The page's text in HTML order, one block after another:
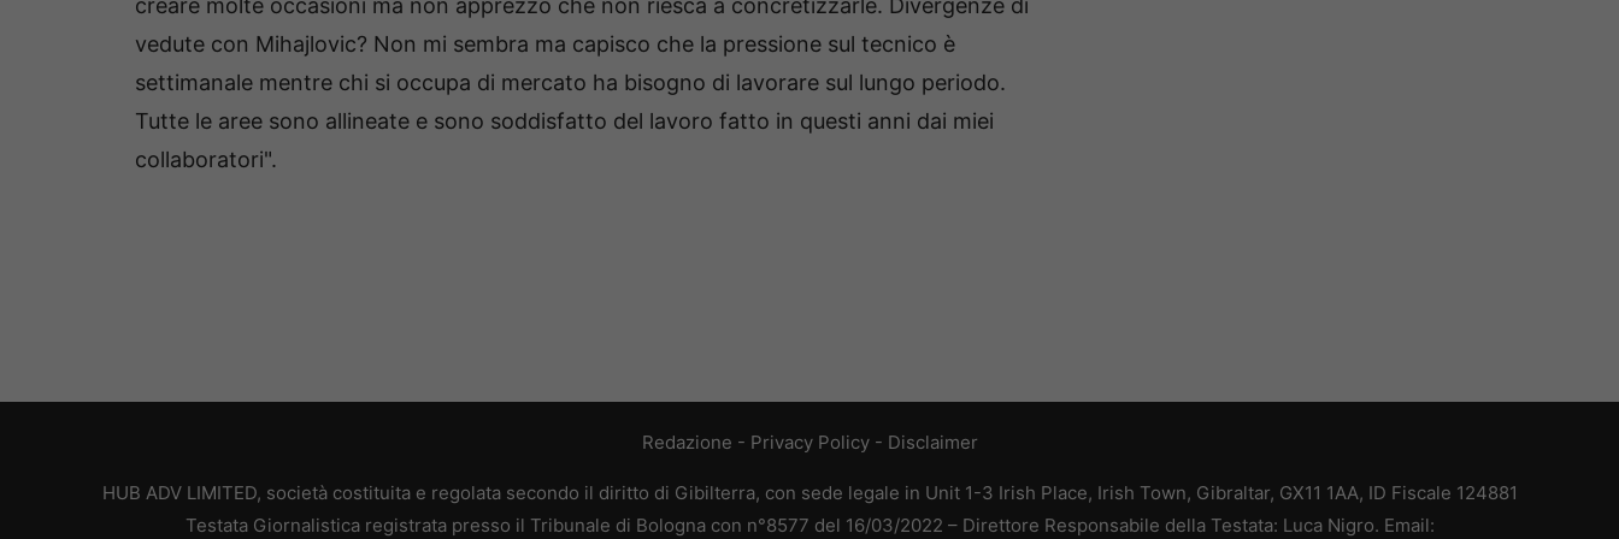
creare molte occasioni ma non apprezzo che non riesca a concretizzarle. Divergenze di
vedute con Mihajlovic? Non mi sembra ma capisco che la pressione sul tecnico è
settimanale mentre chi si occupa di mercato ha bisogno di lavorare sul lungo periodo.
Tutte le aree sono allineate e sono soddisfatto del lavoro fatto in questi anni dai miei
collaboratori".
Redazione - Privacy Policy- Disclaimer
HUB ADV LIMITED, società costituita e regolata secondo il diritto di Gibilterra, con sede legale in Unit 1-3 Irish Place, Irish Town, Gibraltar, GX11 1AA, ID Fiscale 124881
Testata Giornalistica registrata presso il Tribunale di Bologna con n°8577 del 16/03/2022 – Direttore Responsabile della Testata: Luca Nigro. Email: